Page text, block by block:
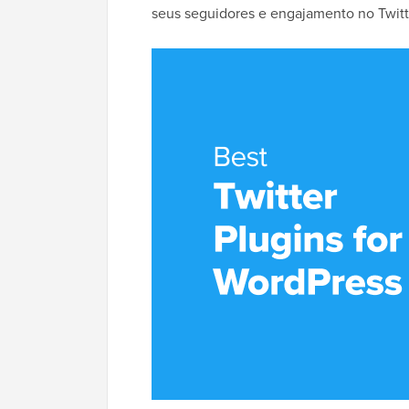
seus seguidores e engajamento no